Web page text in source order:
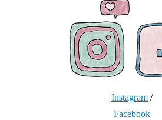
Instagram /
Facebook